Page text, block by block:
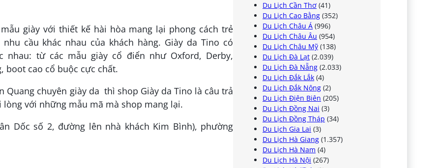
giày với thiết kế hài hòa mang lại phong cách trẻ
cầu khác nhau của khách hàng. Giày da Tino có
nhau: từ các mẫu giày cổ điển như Oxford, Derby,
boot cao cổ buộc cực chất.
Quang chuyên giày da thì shop Giày da Tino là câu trả
lòng với những mẫu mã mà shop mang lại.
Dốc số 2, đường lên nhà khách Kim Bình), phường
Du Lịch Cần Thơ (41)
Du Lịch Cao Bằng (352)
Du Lịch Châu Á (996)
Du Lịch Châu Âu (954)
Du Lịch Châu Mỹ (138)
Du Lịch Đà Lạt (2.039)
Du Lịch Đà Nẵng (2.033)
Du Lịch Đắk Lắk (4)
Du Lịch Đắk Nông (2)
Du Lịch Điện Biên (205)
Du Lịch Đồng Nai (3)
Du Lịch Đồng Tháp (34)
Du Lịch Gia Lai (3)
Du Lịch Hà Giang (1.357)
Du Lịch Hà Nam (4)
Du Lịch Hà Nội (267)